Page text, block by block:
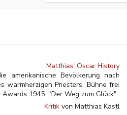
Matthias' Oscar History
amerikanische Bevölkerung nach
warmherzigen Priesters. Bühne frei
1945: "Der Weg zum Glück".
Kritik von Matthias Kastl